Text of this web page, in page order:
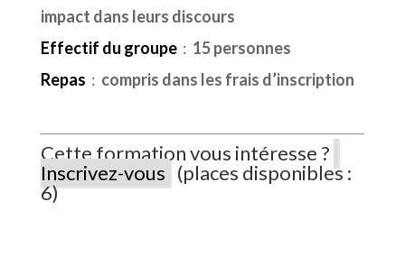
impact dans leurs discours
Effectif du groupe: 15 personnes
Repas : compris dans les frais d’inscription
Cette formation vous intéresse ?
Inscrivez-vous (places disponibles :
6)